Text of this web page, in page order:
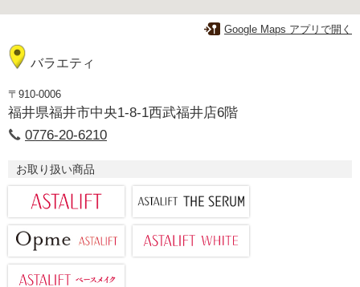
Google Maps アプリで開く
バラエティ
〒910-0006
福井県福井市中央1-8-1西武福井店6階
0776-20-6210
お取り扱い商品